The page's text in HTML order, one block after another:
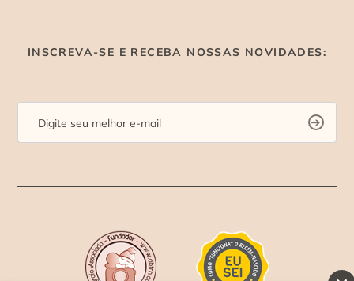
INSCREVA-SE E RECEBA NOSSAS NOVIDADES: